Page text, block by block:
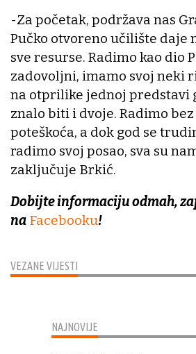
VEZANE VIJESTI
-Za početak, podržava nas
Pučko otvoreno učilište daje
sve resurse. Radimo kao dio
zadovoljni, imamo svoj neki
na otprilike jednoj predstavi
znalo biti i dvoje. Radimo
poteškoća, a dok god se
radimo svoj posao, sva su
zaključuje Brkić.
Dobijte informaciju odmah,
na Facebooku!
NAJNOVIJE